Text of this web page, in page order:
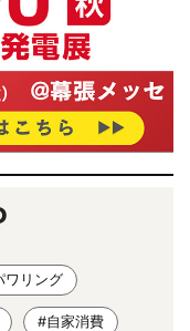
ワリング
#自家消費